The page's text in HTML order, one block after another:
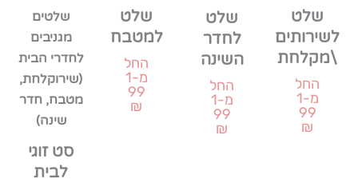
שלט
לשירותים
\מקלחת
החל
מ-1
99
₪
שלט
לחדר
השינה
החל
מ-1
99
₪
שלט
למטבח
החל
מ-1
99
₪
שלטים
מגניבים
לחדרי הבית
(שירוקלחת,
מטבח, חדר
שינה)
סט זוגי
לבית